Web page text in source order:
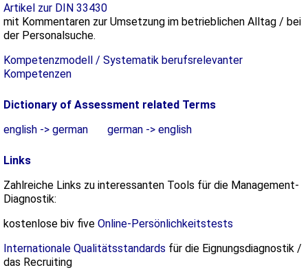
Artikel zur DIN 33430
mit Kommentaren zur Umsetzung im betrieblichen Alltag / bei
der Personalsuche.
Kompetenzmodell / Systematik berufsrelevanter
Kompetenzen
Dictionary of Assessment related Terms
english -> german
german -> english
Links
Zahlreiche Links zu interessanten Tools für die Management-
Diagnostik:
kostenlose biv five Online-Persönlichkeitstests
Internationale Qualitätsstandards für die Eignungsdiagnostik /
das Recruiting